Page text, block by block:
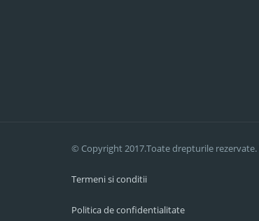
© Copyright 2017.Toate drepturile
Termeni si conditii
Politica de confidentialitate